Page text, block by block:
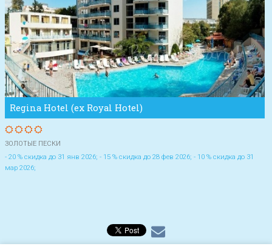
Regina Hotel (ex Royal Hotel)
ЗОЛОТЫЕ ПЕСКИ
- 20 % скидка до 31 янв 2026; - 15 % скидка до 28 фев 2026; - 10 % скидка до 31
мар 2026;